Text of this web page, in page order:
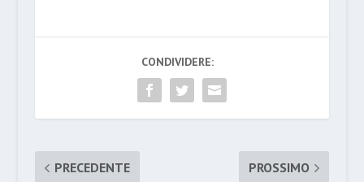
CONDIVIDERE:
PRECEDENTE PROSSIMO